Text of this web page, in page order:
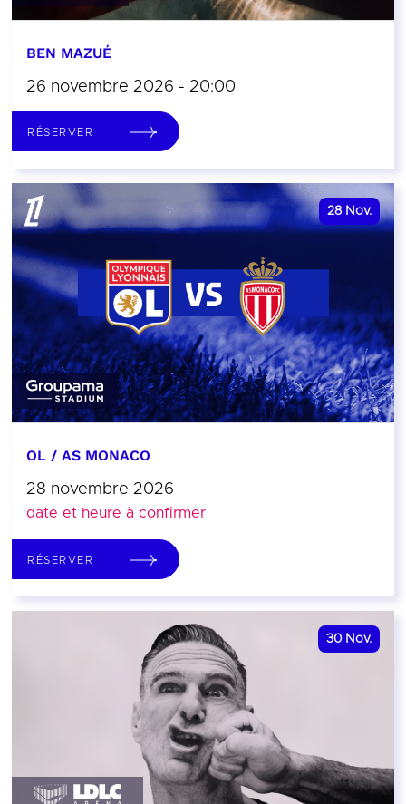
BEN MAZUÉ
26 novembre 2026 - 20:00
RÉSERVER
28 Nov.
OL / AS MONACO
28 novembre 2026
date et heure à confirmer
RÉSERVER
30 Nov.